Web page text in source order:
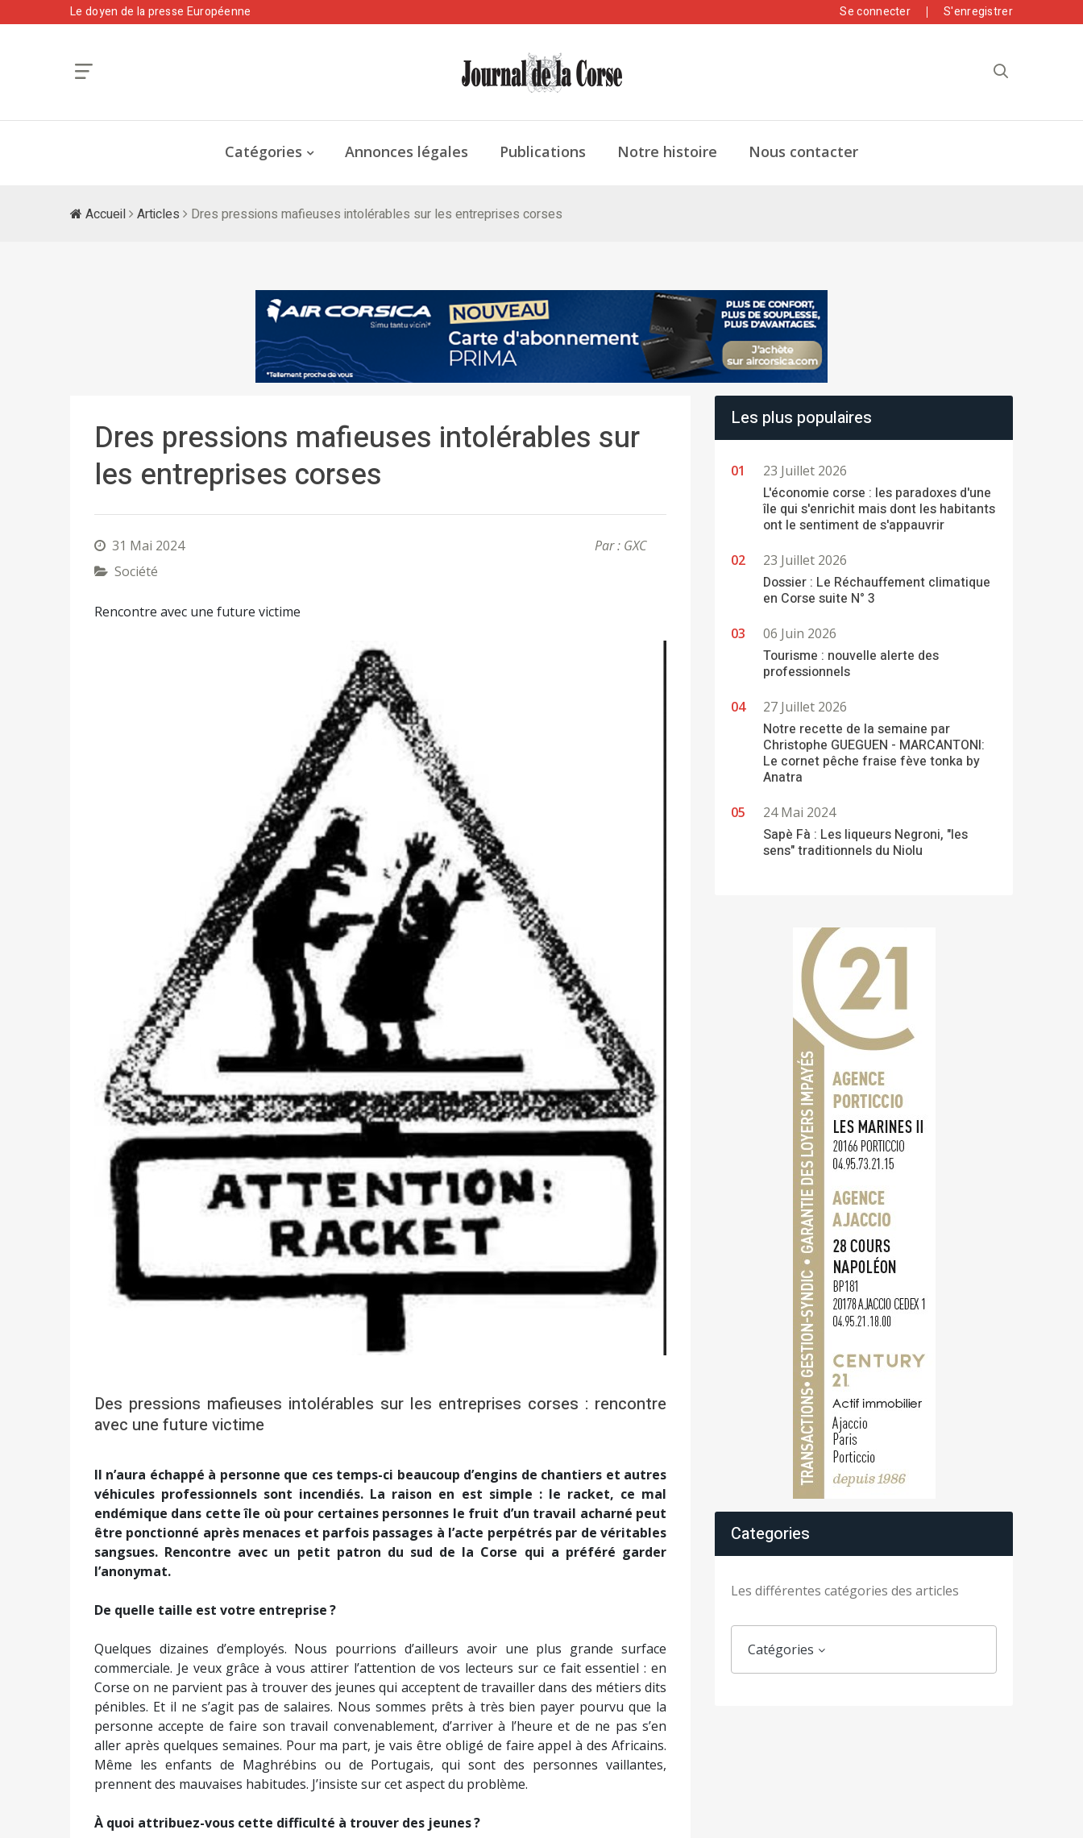
Le doyen de la presse Européenne Se connecter S'enregistrer
Catégories Annonces légales Publications Notre histoire Nous contacter
Accueil Articles Dres pressions mafieuses intolérables sur les entreprises corses
Dres pressions mafieuses intolérables sur
les entreprises corses
31 Mai 2024
Par : GXC
Société
Rencontre avec une future victime
Des pressions mafieuses intolérables sur les entreprises corses : rencontre
avec une future victime
Il n’aura échappé à personne que ces temps-ci beaucoup d’engins de chantiers et autres
véhicules professionnels sont incendiés. La raison en est simple : le racket, ce mal
endémique dans cette île où pour certaines personnes le fruit d’un travail acharné peut
être ponctionné après menaces et parfois passages à l’acte perpétrés par de véritables
sangsues. Rencontre avec un petit patron du sud de la Corse qui a préféré garder
l’anonymat.
De quelle taille est votre entreprise ?
Quelques dizaines d’employés. Nous pourrions d’ailleurs avoir une plus grande surface
commerciale. Je veux grâce à vous attirer l’attention de vos lecteurs sur ce fait essentiel : en
Corse on ne parvient pas à trouver des jeunes qui acceptent de travailler dans des métiers dits
pénibles. Et il ne s’agit pas de salaires. Nous sommes prêts à très bien payer pourvu que la
personne accepte de faire son travail convenablement, d’arriver à l’heure et de ne pas s’en
aller après quelques semaines. Pour ma part, je vais être obligé de faire appel à des Africains.
Même les enfants de Maghrébins ou de Portugais, qui sont des personnes vaillantes,
prennent des mauvaises habitudes. J’insiste sur cet aspect du problème.
À quoi attribuez-vous cette difficulté à trouver des jeunes ?
Les plus populaires
23 Juillet 2026
L'économie corse : les paradoxes d'une
île qui s'enrichit mais dont les habitants
ont le sentiment de s'appauvrir
23 Juillet 2026
Dossier : Le Réchauffement climatique
en Corse suite N° 3
06 Juin 2026
Tourisme : nouvelle alerte des
professionnels
27 Juillet 2026
Notre recette de la semaine par
Christophe GUEGUEN - MARCANTONI:
Le cornet pêche fraise fève tonka by
Anatra
24 Mai 2024
Sapè Fà : Les liqueurs Negroni, "les
sens" traditionnels du Niolu
Categories
Les différentes catégories des articles
Catégories